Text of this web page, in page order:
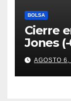
BOLSA
Cierre
Jones
(- AGOSTO